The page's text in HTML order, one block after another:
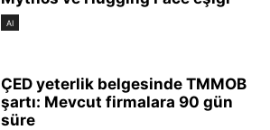
AI
ÇED yeterlik belgesinde TMMOB
şartı: Mevcut firmalara 90 gün
süre